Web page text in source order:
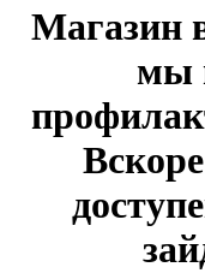
Магазин
мы